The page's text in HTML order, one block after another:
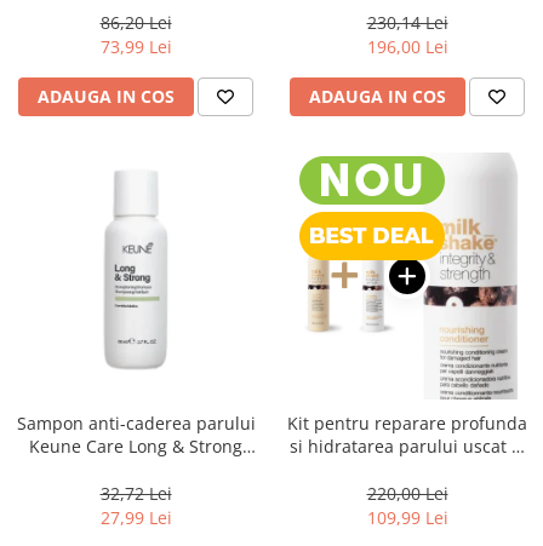
Shampoo, 300 ml
86,20 Lei
73,99 Lei
ADAUGA IN COS
Shampoo, 1000 ml
230,14 Lei
196,00 Lei
ADAUGA IN COS
Sampon anti-caderea parului
Keune Care Long & Strong
32,72 Lei
27,99 Lei
Kit pentru reparare profunda
si hidratarea parului uscat si
& Strength Nourishing
220,00 Lei
109,99 Lei